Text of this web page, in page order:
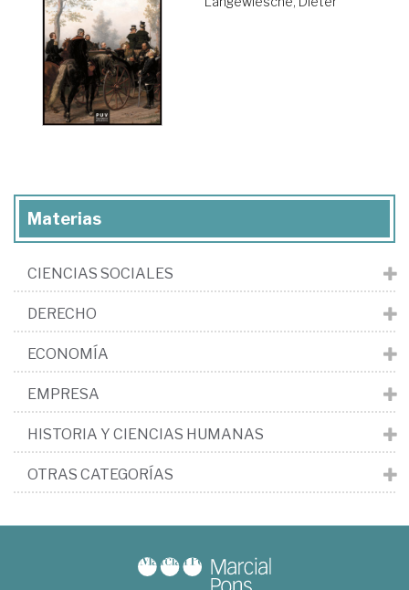
Materias
CIENCIAS SOCIALES
DERECHO
ECONOMÍA
EMPRESA
HISTORIA Y CIENCIAS HUMANAS
OTRAS CATEGORÍAS